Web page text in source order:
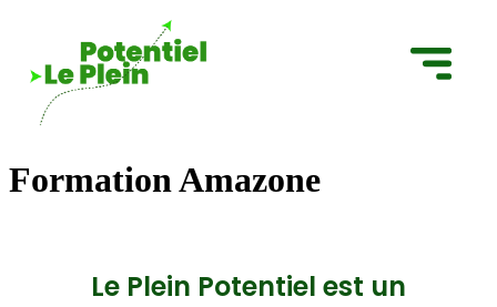
Formation Amazone
Le Plein Potentiel est un